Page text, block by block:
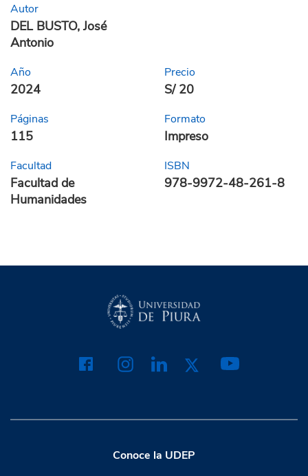
Autor
DEL BUSTO, José
Antonio
Año
2024
Precio
S/ 20
Páginas
115
Formato
Impreso
Facultad
Facultad de
Humanidades
ISBN
978-9972-48-261-8
Conoce la UDEP